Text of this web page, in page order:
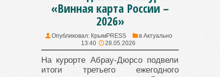
«Винная карта России –
2026»
Опубликовал: КрымPRESS в Актуально
13:40
28.05.2026
На курорте Абрау-Дюрсо подвели
итоги третьего ежегодного